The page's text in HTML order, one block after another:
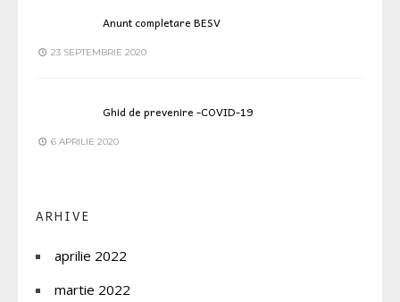
Anunt completare BESV
23 SEPTEMBRIE 2020
Ghid de prevenire -COVID-19
6 APRILIE 2020
ARHIVE
aprilie 2022
martie 2022